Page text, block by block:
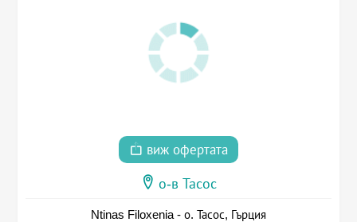
виж офертата
о-в Тасос
Ntinas Filoxenia - о. Тасос, Гърция